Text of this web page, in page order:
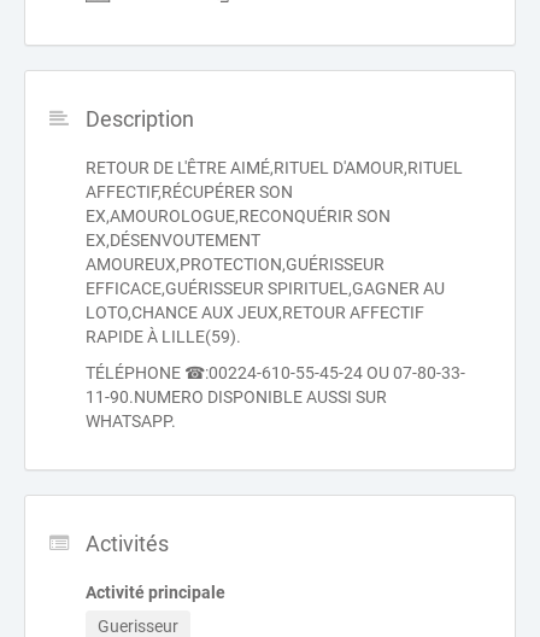
Description
RETOUR DE L'ÊTRE AIMÉ,RITUEL D'AMOUR,RITUEL
AFFECTIF,RÉCUPÉRER SON
EX,AMOUROLOGUE,RECONQUÉRIR SON
EX,DÉSENVOUTEMENT
AMOUREUX,PROTECTION,GUÉRISSEUR
EFFICACE,GUÉRISSEUR SPIRITUEL,GAGNER AU
LOTO,CHANCE AUX JEUX,RETOUR AFFECTIF
RAPIDE À LILLE(59).
TÉLÉPHONE ☎:00224-610-55-45-24 OU 07-80-33-
11-90.NUMERO DISPONIBLE AUSSI SUR
WHATSAPP.
Activités
Activité principale
Guerisseur